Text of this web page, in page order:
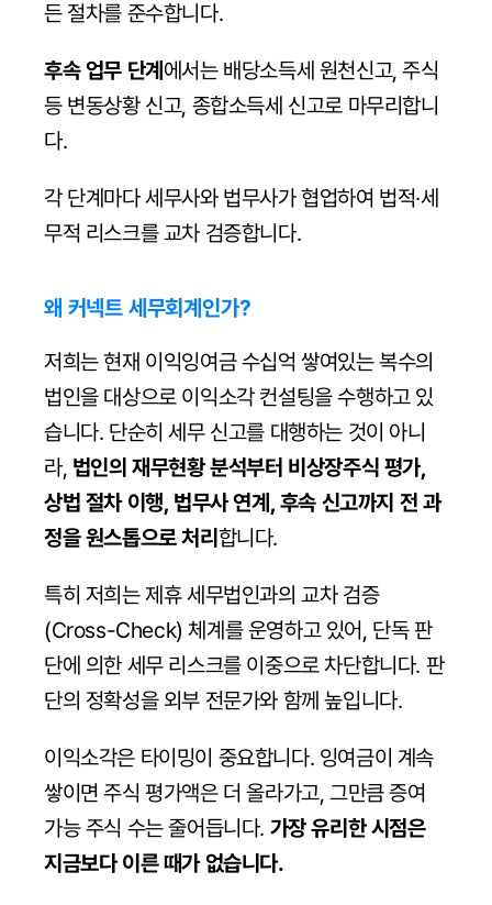
든 절차를 준수합니다.
후속 업무 단계 에서는 배당소득세 원천신고, 주식
등 변동상황 신고, 종합소득세 신고로 마무리합니
다.
각 단계마다 세무사와 법무사가 협업하여 법적·세
무적 리스크를 교차 검증합니다.
왜 커넥트 세무회계인가?
저희는 현재 이익잉여금 수십억 쌓여있는 복수의
법인을 대상으로 이익소각 컨설팅을 수행하고 있
습니다. 단순히 세무 신고를 대행하는 것이 아니
라, 법인의 재무현황 분석부터 비상장주식 평가,
상법 절차 이행, 법무사 연계, 후속 신고까지 전 과
정을 원스톱으로 처리 합니다.
특히 저희는 제휴 세무법인과의 교차 검증
(Cross-Check) 체계를 운영하고 있어, 단독 판
단에 의한 세무 리스크를 이중으로 차단합니다. 판
단의 정확성을 외부 전문가와 함께 높입니다.
이익소각은 타이밍이 중요합니다. 잉여금이 계속
쌓이면 주식 평가액은 더 올라가고, 그만큼 증여
가능 주식 수는 줄어듭니다. 가장 유리한 시점은
지금보다 이른 때가 없습니다.